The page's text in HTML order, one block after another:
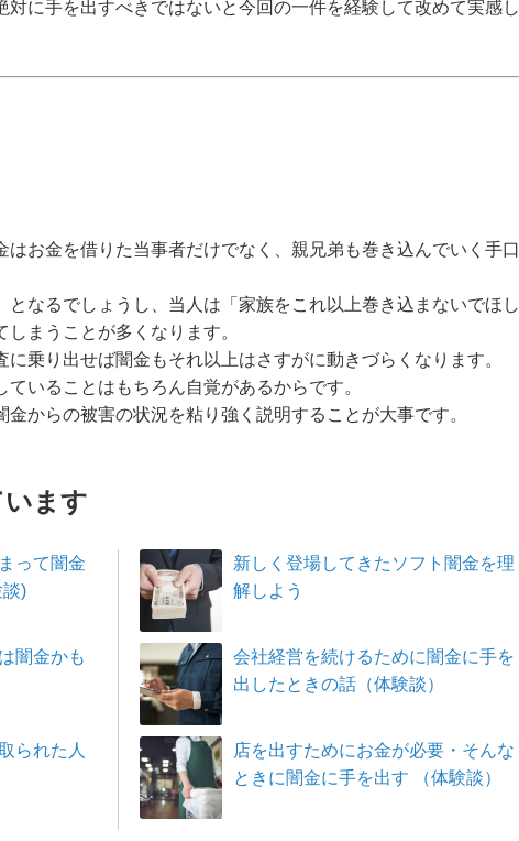
に手を出すべきではないと今回の一件を経験して改めて実感し
はお金を借りた当事者だけでなく、親兄弟も巻き込んでいく手口
となるでしょうし、当人は 「家族をこれ以上巻き込まないでほし
まうことが多くなります。
乗り出せば闇金もそれ以上はさすがに動きづらくなります。
いることはもちろん自覚があるからです。
からの被害の状況を粘り強く説明することが大事です。
ます
って闇金
談)
闇金かも
られた人
新しく登場してきたソフト闇金を理
解しよう
会社経営を続けるために闇金に手を
出したときの話（体験談）
店を出すためにお金が必要・そんな
ときに闇金に手を出す （体験談）